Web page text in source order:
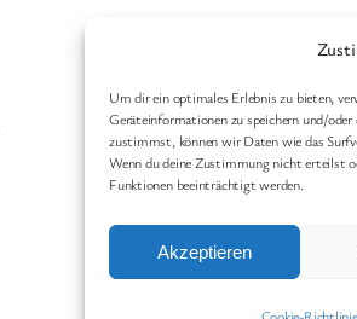
Um dir ein optimales Erlebnis zu bieten,
Geräteinformationen zu speichern und/
zustimmst, können wir Daten wie das
Wenn du deine Zustimmung nicht erteilst
Funktionen beeinträchtigt werden.
Akzeptieren